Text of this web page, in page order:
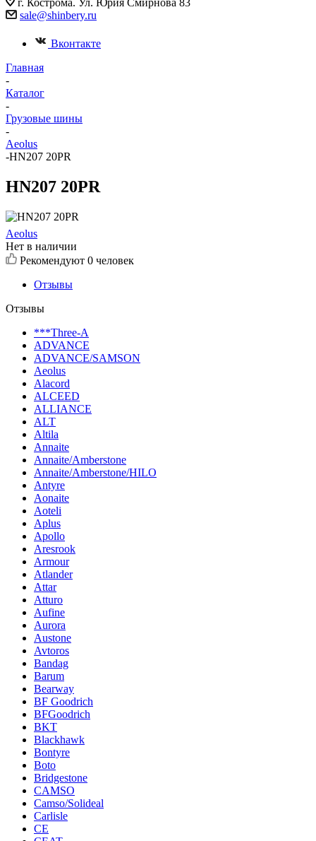
г. Кострома. Ул. Юрия Смирнова 83
sale@shinbery.ru
Вконтакте
Главная
-
Каталог
-
Грузовые шины
-
Aeolus
-HN207 20PR
HN207 20PR
Aeolus
Нет в наличии
Рекомендуют 0 человек
Отзывы
Отзывы
***Three-A
ADVANCE
ADVANCE/SAMSON
Aeolus
Alacord
ALCEED
ALLIANCE
ALT
Altila
Annaite
Annaite/Amberstone
Annaite/Amberstone/HILO
Antyre
Aonaite
Aoteli
Aplus
Apollo
Aresrook
Armour
Atlander
Attar
Atturo
Aufine
Aurora
Austone
Avtoros
Bandag
Barum
Bearway
BF Goodrich
BFGoodrich
BKT
Blackhawk
Bontyre
Boto
Bridgestone
CAMSO
Camso/Solideal
Carlisle
CE